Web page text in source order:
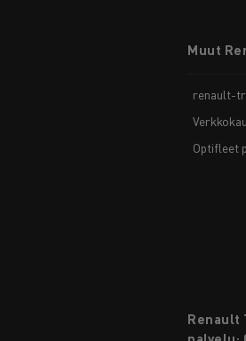
menuMuut
renault-
Optifleet
Renault